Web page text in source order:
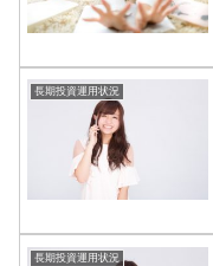
長期投資運用状況
長期投資運用状況